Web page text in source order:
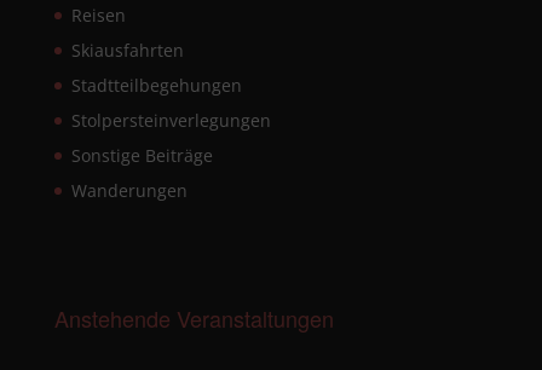
Reisen
Skiausfahrten
Stadtteilbegehungen
Stolpersteinverlegungen
Sonstige Beiträge
Wanderungen
Anstehende Veranstaltungen